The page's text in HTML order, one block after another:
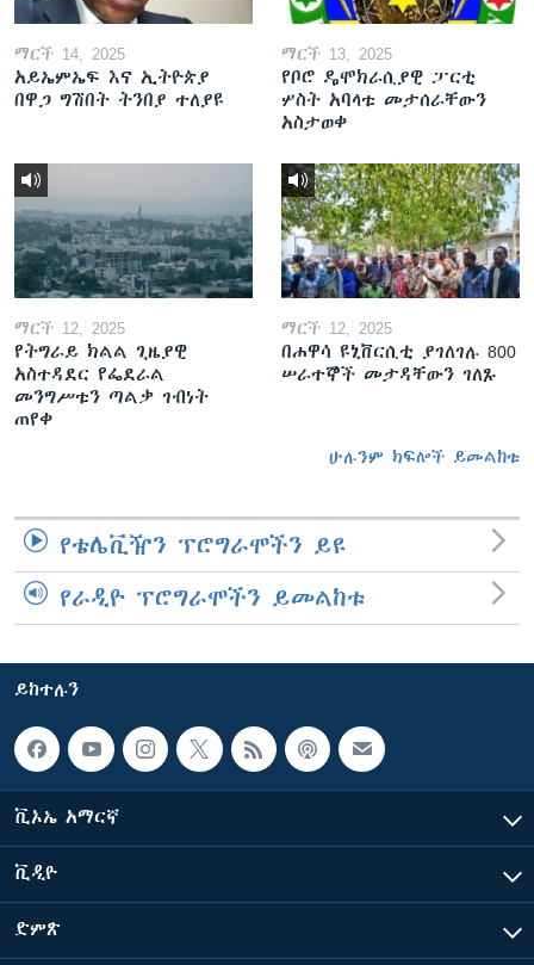
ማርች 14, 2025
አይኤምኤፍ እና ኢትዮጵያ
በዋጋ ግሽበት ትንበያ ተለያዩ
ማርች 13, 2025
የቦሮ ዴሞክራሲያዊ ፓርቲ
ሦስት አባላቱ መታሰራቸውን
አስታወቀ
ማርች 12, 2025
የትግራይ ክልል ጊዜያዊ
አስተዳደር የፌደራል
መንግሥቱን ጣልቃ ገብነት
ጠየቀ
ማርች 12, 2025
በሐዋሳ ዩኒቨርሲቲ ያገለገሉ 800
ሠራተኞች መታዳቸውን ገለጹ
ሁሉንም ክፍሎች ይመልከቱ
የቴሌቪዥን ፕሮግራሞችን ይዩ
የራዲዮ ፕሮግራሞችን ይመልከቱ
ይከተሉን
ቪኦኤ አማርኛ
ቪዲዮ
ድምጽ